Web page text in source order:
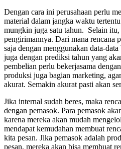
Dengan cara ini perusahaan perlu
material dalam jangka waktu
mungkin juga satu tahun. Selain
pengirimannya. Dari mana rencana
saja dengan menggunakan data-
juga dengan prediksi tahun yang
pembelian perlu bekerjasama
produksi juga bagian marketing,
akurat. Semakin akurat pasti akan
Jika internal sudah beres, maka
dengan pemasok. Para pemasok
karena mereka akan mudah
mendapat kemudahan membuat
kita pesan. Jika pemasok adalah
pesan, mereka akan bisa membuat